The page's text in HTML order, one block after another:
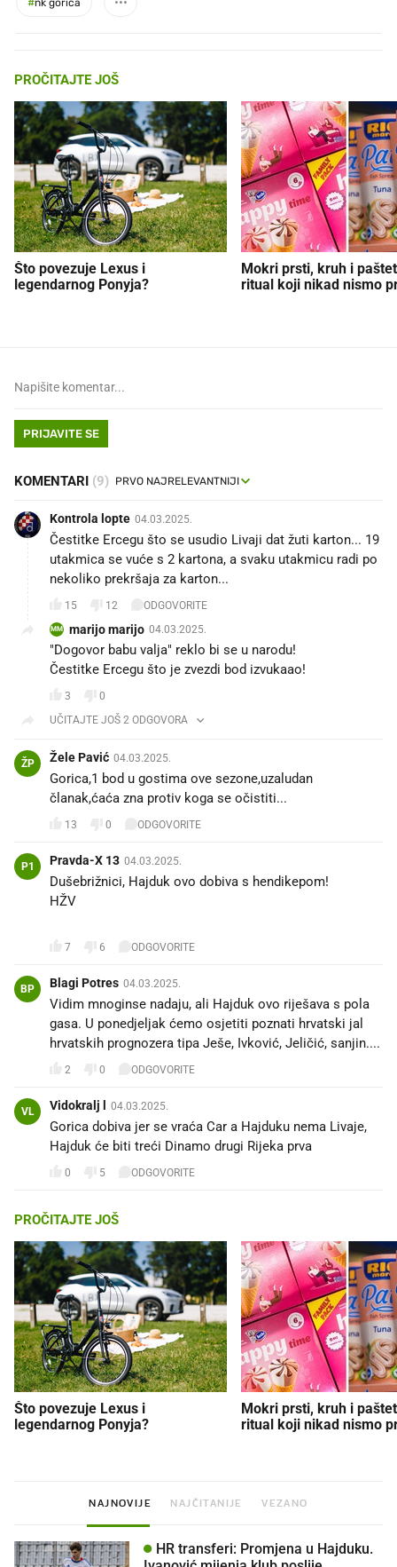
#nk gorica
PROČITAJTE JOŠ
Što povezuje Lexus i
legendarnog Ponyja?
Mokri prsti, kruh i
ritual koji nikad nismo
PRIJAVITE SE
KOMENTARI (9)
Kontrola lopte 04.03.2025.
Čestitke Ercegu što se usudio Livaji dat žuti karton... 19
utakmica se vuće s 2 kartona, a svaku utakmicu radi po
nekoliko prekršaja za karton...
15 12 ODGOVORITE
MM marijo marijo 04.03.2025.
"Dogovor babu valja" reklo bi se u narodu!
Čestitke Ercegu što je zvezdi bod izvukaao!
3
0
UČITAJTE JOŠ 2 ODGOVORA
ŽP Žele Pavić 04.03.2025.
Gorica,1 bod u gostima ove sezone,uzaludan
članak,ćaća zna protiv koga se očistiti...
13 0 ODGOVORITE
P1 Pravda-X 13 04.03.2025.
Dušebrižnici, Hajduk ovo dobiva s hendikepom!
HŽV
7 6 ODGOVORITE
BP Blagi Potres 04.03.2025.
Vidim mnoginse nadaju, ali Hajduk ovo riješava s pola
gasa. U ponedjeljak ćemo osjetiti poznati hrvatski jal
hrvatskih prognozera tipa Ješe, Ivković, Jeličić, sanjin....
2 0 ODGOVORITE
VL Vidokralj l 04.03.2025.
Gorica dobiva jer se vraća Car a Hajduku nema Livaje,
Hajduk će biti treći Dinamo drugi Rijeka prva
0 5 ODGOVORITE
PROČITAJTE JOŠ
Što povezuje Lexus i
legendarnog Ponyja?
Mokri prsti, kruh i
ritual koji nikad nismo
NAJNOVIJE NAJČITANIJE VEZANO
HR transferi: Promjena u Hajduku.